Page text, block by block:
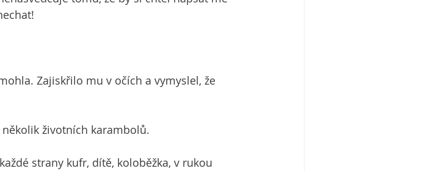
Zajiskřilo mu v očích a vymyslel, že
několik životních karambolů.
strany kufr, dítě, koloběžka, v rukou